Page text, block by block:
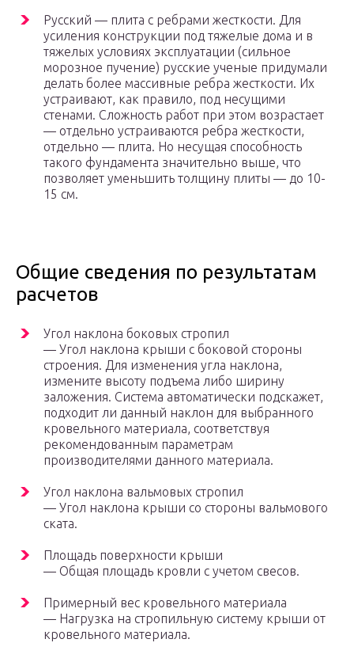
Русский — плита с ребрами жесткости. Для
усиления конструкции под тяжелые дома и в
тяжелых условиях эксплуатации (сильное
морозное пучение) русские ученые придумали
делать более массивные ребра жесткости. Их
устраивают, как правило, под несущими
стенами. Сложность работ при этом возрастает
— отдельно устраиваются ребра жесткости,
отдельно — плита. Но несущая способность
такого фундамента значительно выше, что
позволяет уменьшить толщину плиты — до 10-
15 см.
Общие сведения по результатам
расчетов
Угол наклона боковых стропил
— Угол наклона крыши с боковой стороны
строения. Для изменения угла наклона,
измените высоту подъема либо ширину
заложения. Система автоматически подскажет,
подходит ли данный наклон для выбранного
кровельного материала, соответствуя
рекомендованным параметрам
производителями данного материала.
Угол наклона вальмовых стропил
— Угол наклона крыши со стороны вальмового
ската.
Площадь поверхности крыши
— Общая площадь кровли с учетом свесов.
Примерный вес кровельного материала
— Нагрузка на стропильную систему крыши от
кровельного материала.